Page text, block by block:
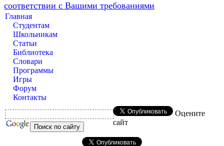
соответствии с Вашими требованиями
Главная
Студентам
Школьникам
Статьи
Библиотека
Словари
Программы
Игры
Форум
Контакты
Оцените
сайт